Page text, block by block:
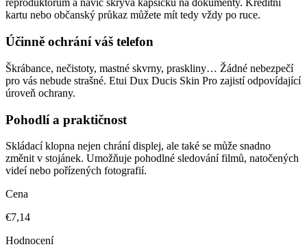
reproduktorům a navíc skrývá kapsičku na dokumenty. Kreditní
kartu nebo občanský průkaz můžete mít tedy vždy po ruce.
Účinně ochrání váš telefon
Škrábance, nečistoty, mastné skvrny, praskliny… Žádné nebezpečí
pro vás nebude strašné. Etui Dux Ducis Skin Pro zajistí odpovídající
úroveň ochrany.
Pohodlí a praktičnost
Skládací klopna nejen chrání displej, ale také se může snadno
změnit v stojánek. Umožňuje pohodlné sledování filmů, natočených
videí nebo pořízených fotografií.
Cena
€7,14
Hodnocení